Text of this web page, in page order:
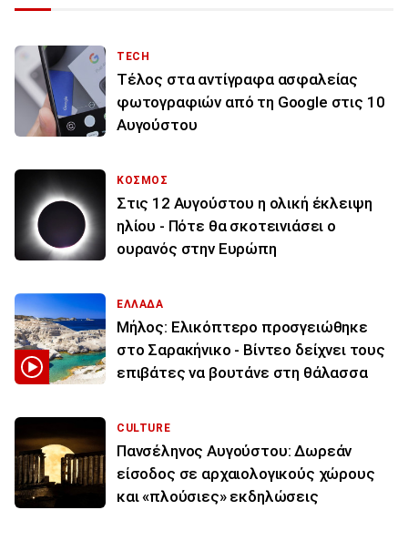
TECH
Τέλος στα αντίγραφα ασφαλείας
φωτογραφιών από τη Google στις 10
Αυγούστου
ΚΟΣΜΟΣ
Στις 12 Αυγούστου η ολική έκλειψη
ηλίου - Πότε θα σκοτεινιάσει ο
ουρανός στην Ευρώπη
ΕΛΛΑΔΑ
Μήλος: Ελικόπτερο προσγειώθηκε
στο Σαρακήνικο - Βίντεο δείχνει τους
επιβάτες να βουτάνε στη θάλασσα
CULTURE
Πανσέληνος Αυγούστου: Δωρεάν
είσοδος σε αρχαιολογικούς χώρους
και «πλούσιες» εκδηλώσεις